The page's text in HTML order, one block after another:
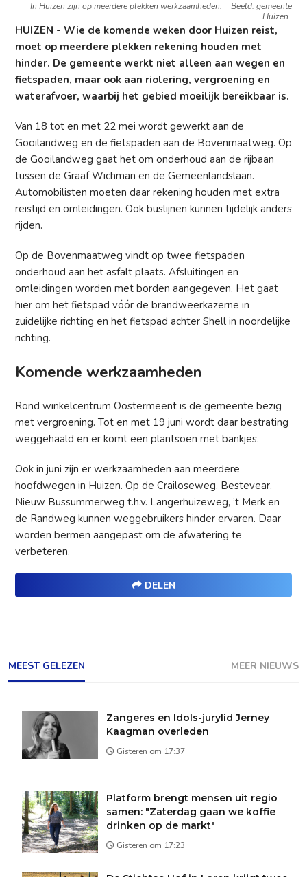
In Huizen zijn op meerdere plekken werkzaamheden.
Beeld: gemeente
Huizen
HUIZEN - Wie de komende weken door Huizen reist,
moet op meerdere plekken rekening houden met
hinder. De gemeente werkt niet alleen aan wegen en
fietspaden, maar ook aan riolering, vergroening en
waterafvoer, waarbij het gebied moeilijk bereikbaar is.
Van 18 tot en met 22 mei wordt gewerkt aan de
Gooilandweg en de fietspaden aan de Bovenmaatweg. Op
de Gooilandweg gaat het om onderhoud aan de rijbaan
tussen de Graaf Wichman en de Gemeenlandslaan.
Automobilisten moeten daar rekening houden met extra
reistijd en omleidingen. Ook buslijnen kunnen tijdelijk anders
rijden.
Op de Bovenmaatweg vindt op twee fietspaden
onderhoud aan het asfalt plaats. Afsluitingen en
omleidingen worden met borden aangegeven. Het gaat
hier om het fietspad vóór de brandweerkazerne in
zuidelijke richting en het fietspad achter Shell in noordelijke
richting.
Komende werkzaamheden
Rond winkelcentrum Oostermeent is de gemeente bezig
met vergroening. Tot en met 19 juni wordt daar bestrating
weggehaald en er komt een plantsoen met bankjes.
Ook in juni zijn er werkzaamheden aan meerdere
hoofdwegen in Huizen. Op de Crailoseweg, Bestevear,
Nieuw Bussummerweg t.h.v. Langerhuizeweg, ’t Merk en
de Randweg kunnen weggebruikers hinder ervaren. Daar
worden bermen aangepast om de afwatering te
verbeteren.
DELEN
MEEST GELEZEN MEER NIEUWS
Zangeres en Idols-jurylid Jerney
Kaagman overleden
Gisteren om 17:37
Platform brengt mensen uit regio
samen: "Zaterdag gaan we koffie
drinken op de markt"
Gisteren om 17:23